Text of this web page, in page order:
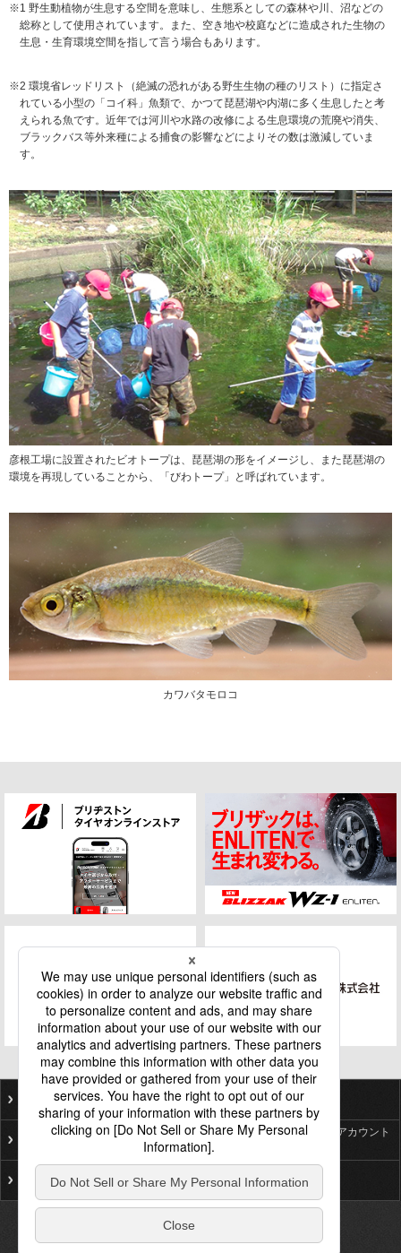
※1 野生動植物が生息する空間を意味し、生態系としての森林や川、沼などの
総称として使用されています。また、空き地や校庭などに造成された生物の
生息・生育環境空間を指して言う場合もあります。
※2 環境省レッドリスト（絶滅の恐れがある野生生物の種のリスト）に指定さ
れている小型の「コイ科」魚類で、かつて琵琶湖や内湖に多く生息したと考
えられる魚です。近年では河川や水路の改修による生息環境の荒廃や消失、
ブラックバス等外来種による捕食の影響などによりその数は激減していま
す。
彦根工場に設置されたビオトープは、琵琶湖の形をイメージし、また琵琶湖の
環境を再現していることから、「びわトープ」と呼ばれています。
カワバタモロコ
ご利用にあたって 個人情報保護基本方針
プライバシーポリシー
ソーシャルメディア公式アカウント
サイトマップ お問い合わせ